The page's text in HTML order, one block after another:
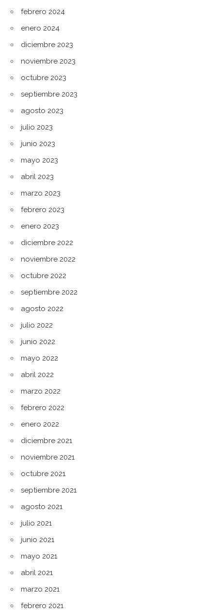
febrero 2024
enero 2024
diciembre 2023
noviembre 2023
octubre 2023
septiembre 2023
agosto 2023
julio 2023
junio 2023
mayo 2023
abril 2023
marzo 2023
febrero 2023
enero 2023
diciembre 2022
noviembre 2022
octubre 2022
septiembre 2022
agosto 2022
julio 2022
junio 2022
mayo 2022
abril 2022
marzo 2022
febrero 2022
enero 2022
diciembre 2021
noviembre 2021
octubre 2021
septiembre 2021
agosto 2021
julio 2021
junio 2021
mayo 2021
abril 2021
marzo 2021
febrero 2021